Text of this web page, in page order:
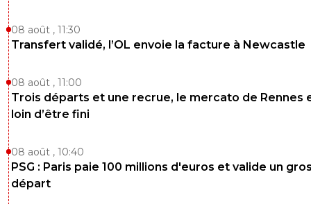
08 août , 11:30
Transfert validé, l’OL envoie la facture à Newcastle
08 août , 11:00
Trois départs et une recrue, le mercato de Rennes
loin d’être fini
08 août , 10:40
PSG : Paris paie 100 millions d'euros et valide un
départ